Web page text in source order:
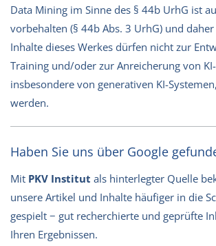
Data Mining im Sinne des § 44b UrhG ist
vorbehalten (§ 44b Abs. 3 UrhG) und
Inhalte dieses Werkes dürfen nicht zur
Training und/oder zur Anreicherung von
insbesondere von generativen KI-
werden.
Haben Sie uns über Google
Mit PKV Institut als hinterlegter Quelle
unsere Artikel und Inhalte häufiger in die
gespielt − gut recherchierte und geprüfte
Ihren Ergebnissen.